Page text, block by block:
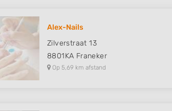
Alex-Nails
Zilverstraat 13
8801KA Franeker
Op 5,69 km afstand